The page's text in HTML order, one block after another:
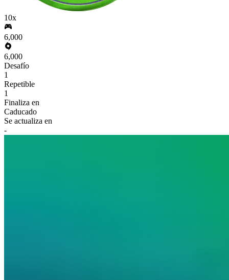
10x
6,000
6,000
Desafío
1
Repetible
1
Finaliza en
Caducado
Se actualiza en
-